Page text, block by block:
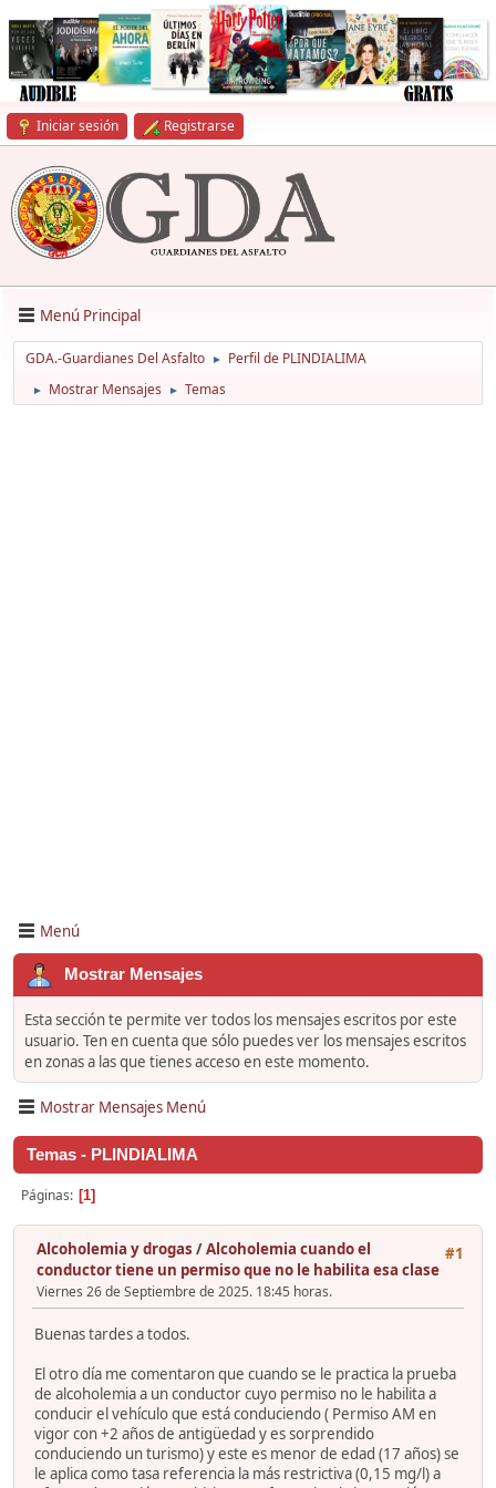
Iniciar sesión Registrarse
Menú Principal
GDA.-Guardianes Del Asfalto ► Perfil de PLINDIALIMA
► Mostrar Mensajes ► Temas
Menú
Mostrar Mensajes
Esta sección te permite ver todos los mensajes escritos por este
usuario. Ten en cuenta que sólo puedes ver los mensajes escritos
en zonas a las que tienes acceso en este momento.
Mostrar Mensajes Menú
Temas - PLINDIALIMA
Páginas 1
#1
Alcoholemia y drogas /Alcoholemia cuando el
conductor tiene un permiso que no le habilita esa clase
Viernes 26 de Septiembre de 2025. 18:45 horas.
Buenas tardes a todos.
El otro día me comentaron que cuando se le practica la prueba
de alcoholemia a un conductor cuyo permiso no le habilita a
conducir el vehículo que está conduciendo ( Permiso AM en
vigor con +2 años de antigüedad y es sorprendido
conduciendo un turismo) y este es menor de edad (17 años) se
le aplica como tasa referencia la más restrictiva (0,15 mg/l) a